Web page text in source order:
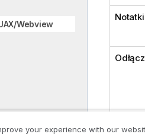
Webview
Notatki
Odłącz
your experience with our